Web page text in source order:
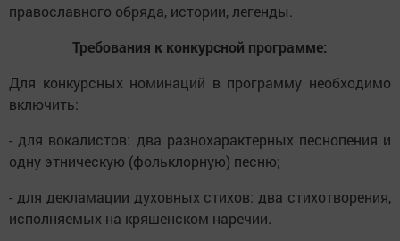
православного обряда, истории, легенды.
Требования к конкурсной программе:
Для конкурсных номинаций в программу необходимо
включить:
- для вокалистов: два разнохарактерных песнопения и
одну этническую (фольклорную) песню;
- для декламации духовных стихов: два стихотворения,
исполняемых на кряшенском наречии.